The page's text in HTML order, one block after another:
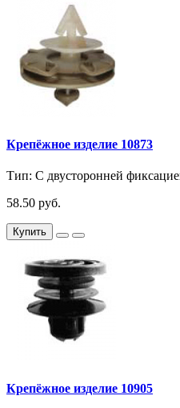
Крепёжное изделие 10873
Тип: С двусторонней
58.50 руб.
Купить
Крепёжное изделие 10905